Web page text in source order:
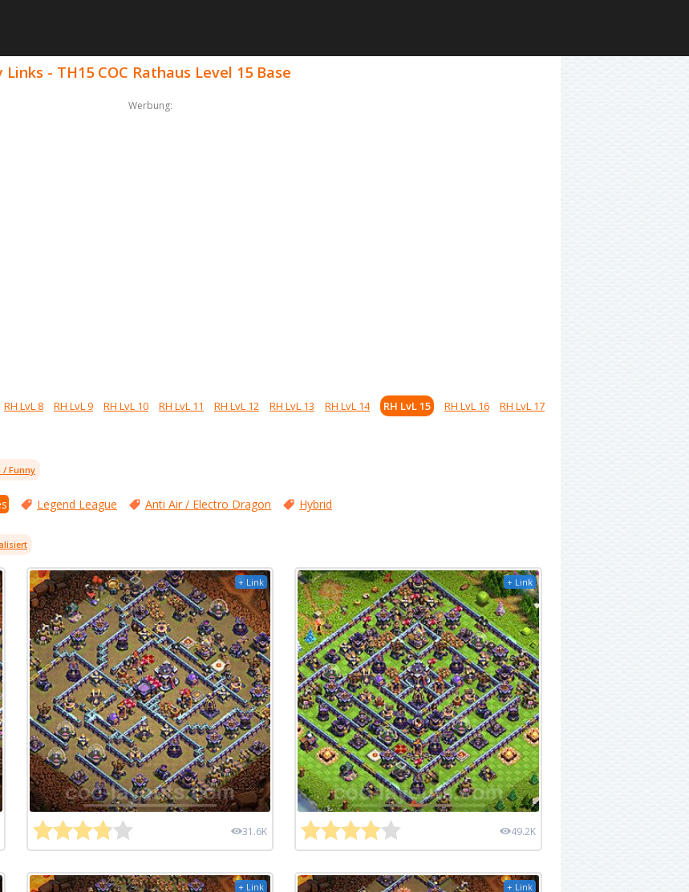
- TH15 COC Rathaus Level 15 Base
Werbung:
RH LvL 8 RH LvL 9 RH LvL 10 RH LvL 11 RH LvL 12 RH LvL 13 RH LvL 14 RH LvL 15 RH LvL 16
RH LvL 17
/ Funny
Legend League Anti Air / Electro Dragon Hybrid
+ Link
31.6K
+ Link
49.2K
+ Link + Link